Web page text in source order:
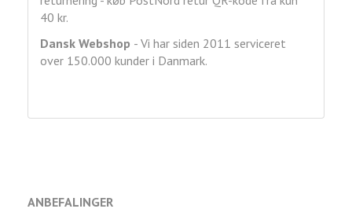
40 kr.
Dansk Webshop - Vi har siden 2011 serviceret
over 150.000 kunder i Danmark.
ANBEFALINGER